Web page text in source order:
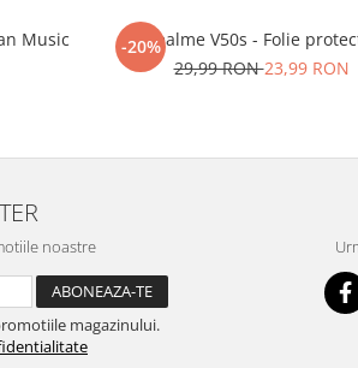
Glass flexibil.
ca NU SE SPARGE
ascutite si periculoase.
rezistenta la
INTARESTE ecranul!
9H la
imaculat ecranului
Music
-20%Realme V50s - Folie
29,99 RON23,99 RON
noastre
magazinului.